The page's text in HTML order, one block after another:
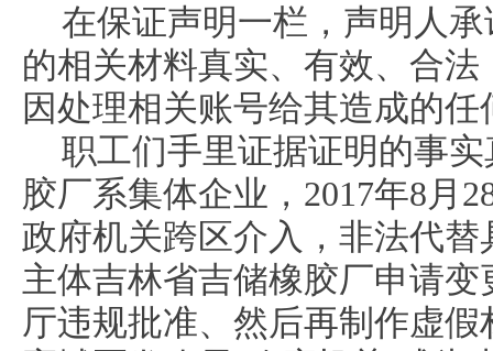
在保证声明一栏，声明人
的相关材料真实、有效、合
因处理相关账号给其造成的任
职工们手里证据证明的事
胶厂系集体企业，2017年8月
政府机关跨区介入，非法代
主体吉林省吉储橡胶厂申请
厅违规批准、然后再制作虚